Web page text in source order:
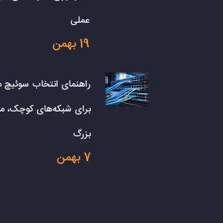
عملی
19 بهمن
راهنمای انتخاب
برای شبکه‌های کوچک،
بزرگ
7 بهمن